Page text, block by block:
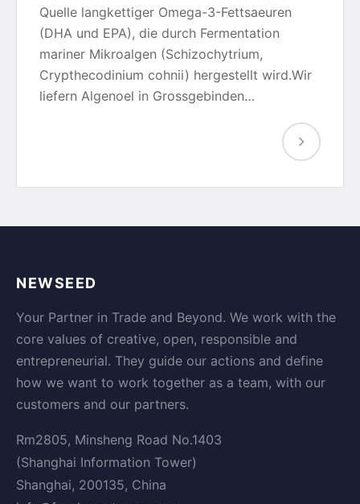
Quelle langkettiger Omega-3-Fettsaeuren
(DHA und EPA), die durch Fermentation
mariner Mikroalgen (Schizochytrium,
Crypthecodinium cohnii) hergestellt wird.Wir
liefern Algenoel in Grossgebinden…
NEWSEED
Your Partner in Trade and Beyond. We work with the
core values of creative, open, responsible and
entrepreneurial. They guide our actions and define
how we want to work together as a team, with our
customers and our partners.
Rm2805, Minsheng Road No.1403
(Shanghai Information Tower)
Shanghai, 200135, China